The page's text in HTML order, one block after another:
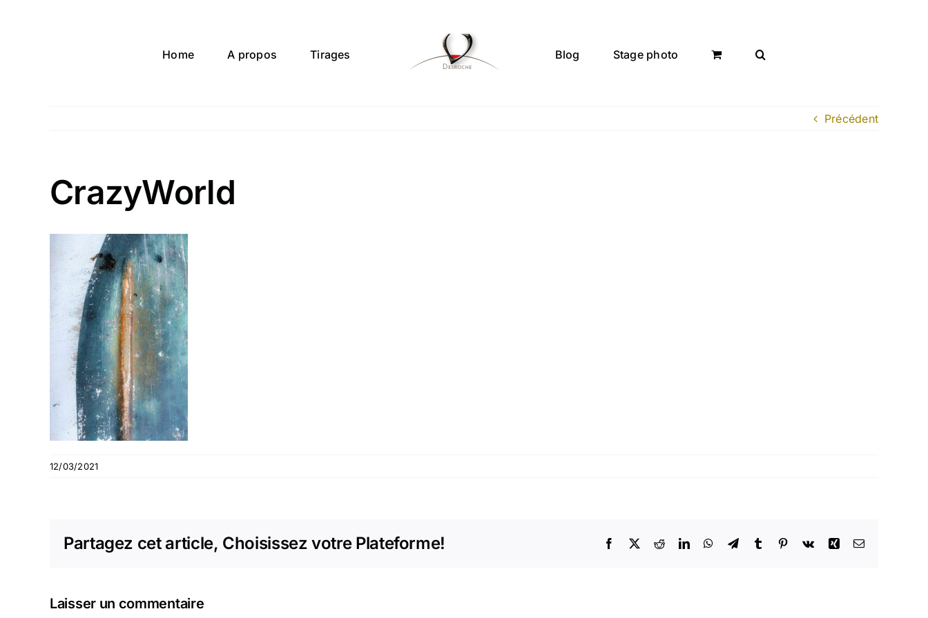
Home A propos Tirages Blog Stage photo
Précédent
CrazyWorld
12/03/2021
Partagez cet article, Choisissez votre Plateforme! Facebook
X RedditLinkedInWhatsApp
TelegramTumblr Pinterest
Vk Xing Email
Laisser un commentaire